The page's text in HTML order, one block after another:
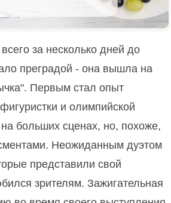
за несколько дней до
преградой - она вышла на
Первым стал опыт
и олимпийской
больших сценах, но, похоже,
Неожиданным дуэтом
представили свой
зрителям. Зажигательная